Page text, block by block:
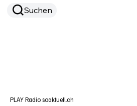
Suchen
PLAY Radio soaktuell.ch